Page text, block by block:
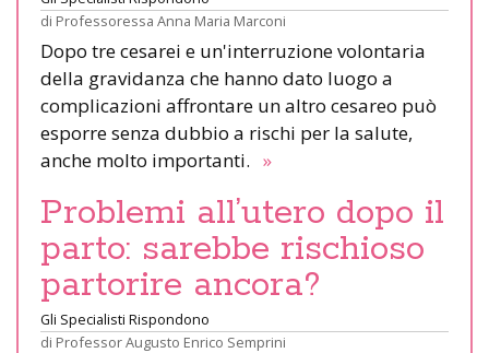
di Professoressa Anna Maria Marconi
Dopo tre cesarei e un'interruzione volontaria
della gravidanza che hanno dato luogo a
complicazioni affrontare un altro cesareo può
esporre senza dubbio a rischi per la salute,
anche molto importanti. »
Problemi all’utero dopo il
parto: sarebbe rischioso
partorire ancora?
Gli Specialisti Rispondono
di Professor Augusto Enrico Semprini